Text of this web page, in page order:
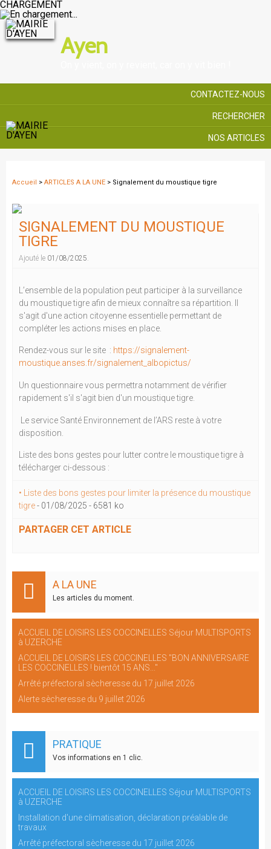
CHARGEMENT
Ayen
CONTACTEZ-NOUS
RECHERCHER
NOS ARTICLES
Accueil > ARTICLES A LA UNE > Signalement du moustique tigre
SIGNALEMENT DU MOUSTIQUE
TIGRE
Ajouté le 01/08/2025.
L’ensemble de la population peut participer à la surveillance
du moustique tigre afin de mieux connaître sa répartition. Il
s'agit d'une action citoyenne essentielle permettant de
compléter les actions mises en place.
Rendez-vous sur le site : https://signalement-
moustique.anses.fr/signalement_albopictus/
Un questionnaire vous permettra notamment de vérifier
rapidement s'il s'agit bien d'un moustique tigre.
Le service Santé Environnement de l’ARS reste à votre
disposition.
Liste des bons gestes pour lutter contre le moustique tigre à
télécharger ci-dessous :
• Liste des bons gestes pour limiter la présence du moustique
tigre- 01/08/2025 - 6581 ko
PARTAGER CET ARTICLE
A LA UNE
Les articles du moment.
ACCUEIL DE LOISIRS LES COCCINELLES Séjour MULTISPORTS
à UZERCHE
ACCUEIL DE LOISIRS LES COCCINELLES "BON ANNIVERSAIRE
LES COCCINELLES ! bientôt 15 ANS..."
Arrêté préfectoral sècheresse du 17 juillet 2026
Alerte sècheresse du 9 juillet 2026
PRATIQUE
Vos informations en 1 clic.
ACCUEIL DE LOISIRS LES COCCINELLES Séjour MULTISPORTS
à UZERCHE
Installation d'une climatisation, déclaration préalable de
travaux
Arrêté préfectoral sècheresse du 17 juillet 2026